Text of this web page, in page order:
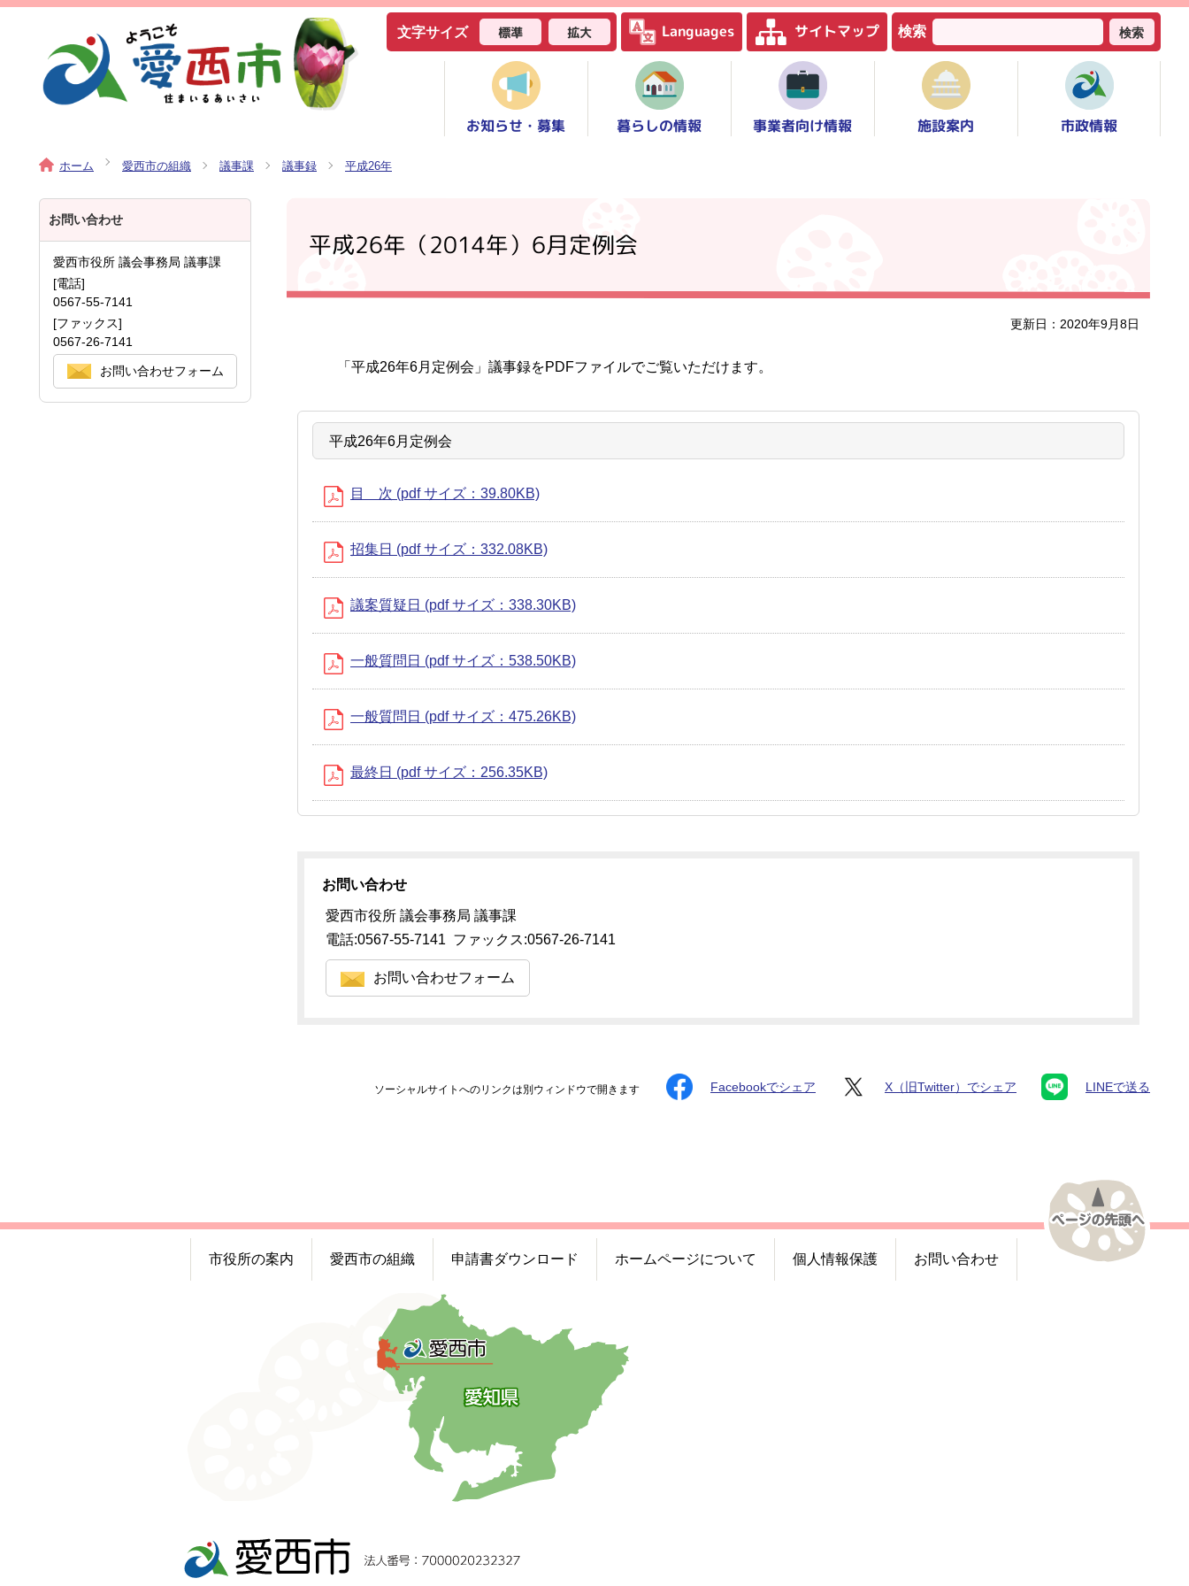
文字サイズ 標準 拡大 Languages サイトマップ 検索 検索
お知らせ・募集 暮らしの情報 事業者向け情報 施設案内 市政情報
ホーム 愛西市の組織 議事課 議事録 平成26年
平成26年（2014年）6月定例会
更新日：2020年9月8日
「平成26年6月定例会」議事録をPDFファイルでご覧いただけます。
平成26年6月定例会
目 次 (pdf サイズ：39.80KB)
招集日 (pdf サイズ：332.08KB)
議案質疑日 (pdf サイズ：338.30KB)
一般質問日 (pdf サイズ：538.50KB)
一般質問日 (pdf サイズ：475.26KB)
最終日 (pdf サイズ：256.35KB)
お問い合わせ
愛西市役所 議会事務局 議事課
電話:0567-55-7141 ファックス:0567-26-7141
お問い合わせフォーム
お問い合わせ
愛西市役所 議会事務局 議事課
[電話]
0567-55-7141
[ファックス]
0567-26-7141
お問い合わせフォーム
ソーシャルサイトへのリンクは別ウィンドウで開きます Facebookでシェア X（旧Twitter）でシェア LINEで送る
市役所の案内 愛西市の組織 申請書ダウンロード ホームページについて 個人情報保護 お問い合わせ